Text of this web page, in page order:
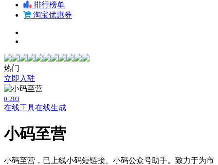
排行榜单
淘宝优惠券
热门
立即入驻
0 203
在线工具在线生成
小码至营
小码至营，已上线小码短链接、小码公众号助手。致力于为市